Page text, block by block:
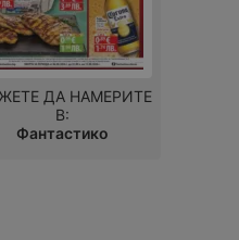
ДА НАМЕРИТЕ
В:
Фантастико